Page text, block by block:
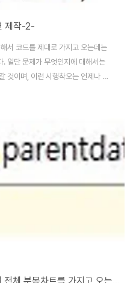
제작-2-
서 코드를 제대로 가지고 오는데는
일단 문제가 무엇인지에 대해서는
것이며, 이런 시행착오는 언제나 나
해야 하는 작업으로는 자식 프로세
다. 그리고 나서 새로 바뀐 자식 프로
동을 시킬 준비를 다 마치도록 해 줍
니다. 그 다음에는 데이터 베이스의 경
름에 맞도록 바꾸어 주도록 합니다.